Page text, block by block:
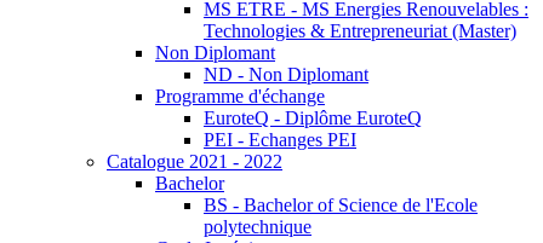
MS ETRE - MS Energies Renouvelables :
Technologies & Entrepreneuriat (Master)
Non Diplomant
ND - Non Diplomant
Programme d'échange
EuroteQ - Diplôme EuroteQ
PEI - Echanges PEI
Catalogue 2021 - 2022
Bachelor
BS - Bachelor of Science de l'Ecole
polytechnique